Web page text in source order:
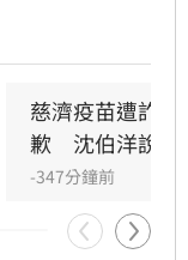
」聯手抹黑
後，藍白陣營
柯文哲無視事
水已無正當
灣民眾不會再
意唾棄。
慈濟疫苗遭詐
歉　沈伯洋說話
-347分鐘前